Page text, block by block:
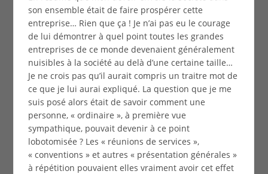
son ensemble était de faire prospérer cette
entreprise… Rien que ça ! Je n’ai pas eu le courage
de lui démontrer à quel point toutes les grandes
entreprises de ce monde devenaient généralement
nuisibles à la société au delà d’une certaine taille…
Je ne crois pas qu’il aurait compris un traitre mot de
ce que je lui aurai expliqué. La question que je me
suis posé alors était de savoir comment une
personne, « ordinaire », à première vue
sympathique, pouvait devenir à ce point
lobotomisée ? Les « réunions de services »,
« conventions » et autres « présentation générales »
à répétition pouvaient elles vraiment avoir cet effet